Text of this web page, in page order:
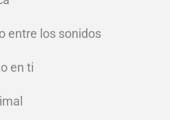
entre los sonidos
en ti